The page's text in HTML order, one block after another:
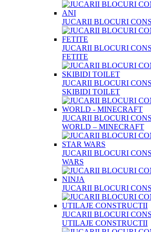
JUCARII BLOCURI
JUCARII BLOCURI
FETITE
JUCARII BLOCURI
SKIBIDI TOILET
JUCARII BLOCURI
WORLD – MINECRAFT
JUCARII BLOCURI
WARS
JUCARII BLOCURI
JUCARII BLOCURI
UTILAJE CONSTRUCTII